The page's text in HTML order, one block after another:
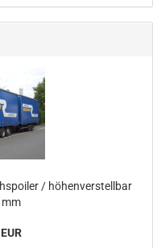
/ höhenverstellbar